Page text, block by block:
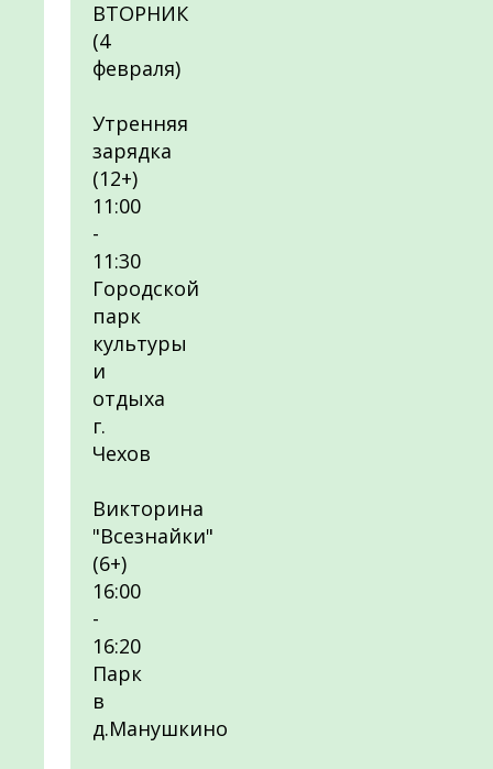
ВТОРНИК
(4
февраля)
Утренняя
зарядка
(12+)
11:00
-
11:30
Городской
парк
культуры
и
отдыха
г.
Чехов
Викторина
"Всезнайки"
(6+)
16:00
-
16:20
Парк
в
д.Манушкино